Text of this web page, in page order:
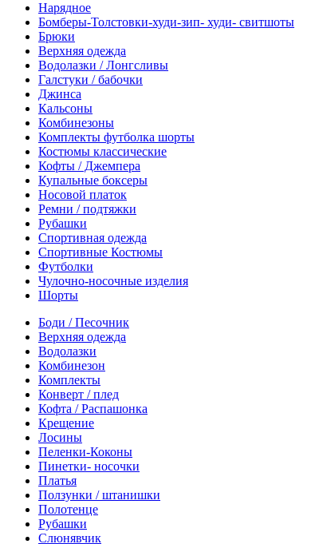
Нарядное
Бомберы-Толстовки-худи-зип- худи- свитшоты
Брюки
Верхняя одежда
Водолазки / Лонгсливы
Галстуки / бабочки
Джинса
Кальсоны
Комбинезоны
Комплекты футболка шорты
Костюмы классические
Кофты / Джемпера
Купальные боксеры
Носовой платок
Ремни / подтяжки
Рубашки
Спортивная одежда
Спортивные Костюмы
Футболки
Чулочно-носочные изделия
Шорты
Боди / Песочник
Верхняя одежда
Водолазки
Комбинезон
Комплекты
Конверт / плед
Кофта / Распашонка
Крещение
Лосины
Пеленки-Коконы
Пинетки- носочки
Платья
Ползунки / штанишки
Полотенце
Рубашки
Слюнявчик